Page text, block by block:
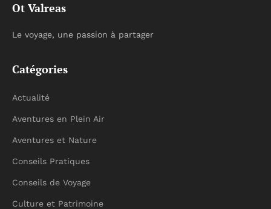
Ot Valreas
Le voyage, une passion à partager
Catégories
Actualité
Aventures en Plein Air
Aventures et Nature
Conseils Pratiques
Conseils de Voyage
Culture et Patrimoine